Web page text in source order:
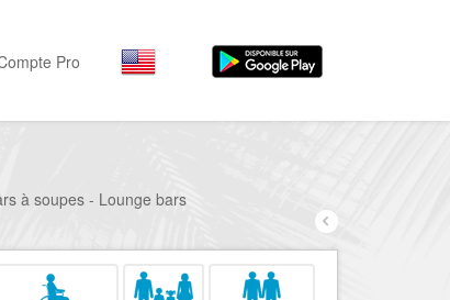
Séjourner
Musées, ...
Nice Promenade du
Nice le Port
Pro
à soupes - Lounge bars